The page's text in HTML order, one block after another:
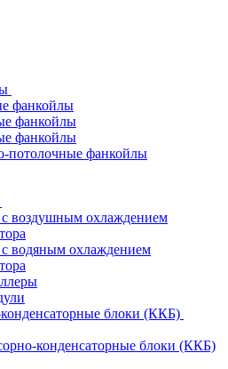
фанкойлы
фанкойлы
фанкойлы
потолочные фанкойлы
воздушным охлаждением
водяным охлаждением
блоки (ККБ)
конденсаторные блоки (ККБ)